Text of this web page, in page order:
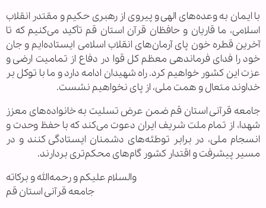
با ایمان به وعده‌های الهی و پیروی از رهبری حکیم و مقتدر انقلاب
اسلامی، ما قاریان و حافظان قرآن استان قم تأکید می‌کنیم که تا
آخرین قطره خون پای آرمان‌های انقلاب اسلامی ایستاده‌ایم و جان
خود را فدای فرماندهی معظم کل قوا در دفاع از تمامیت ارضی و
عزت این کشور خواهیم کرد. راه شهیدان ادامه دارد و ما با توکل بر
خداوند متعال و همت ملی، از پای نخواهیم نشست.
جامعه قرآنی استان قم ضمن عرض تسلیت به خانواده‌های معزز
شهدا، از تمام ملت شریف ایران دعوت می‌کند که با حفظ وحدت و
انسجام ملی، در برابر توطئه‌های دشمنان ایستادگی کنند و در
مسیر پیشرفت و اقتدار کشور گام‌های محکم‌تری بردارند.
والسلام علیکم و رحمه‌الله و برکاته
جامعه قرآنی استان قم